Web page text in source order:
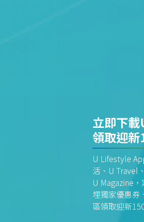
立即下
領取迎新
U Lifestyle
活、U Travel
U Magazine
埋獨家優惠券
區領取迎新